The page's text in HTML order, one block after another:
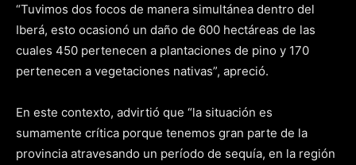
“Tuvimos dos focos de manera simultánea dentro del
Iberá, esto ocasionó un daño de 600 hectáreas de las
cuales 450 pertenecen a plantaciones de pino y 170
pertenecen a vegetaciones nativas”, apreció.
En este contexto, advirtió que “la situación es
sumamente crítica porque tenemos gran parte de la
provincia atravesando un período de sequía, en la región